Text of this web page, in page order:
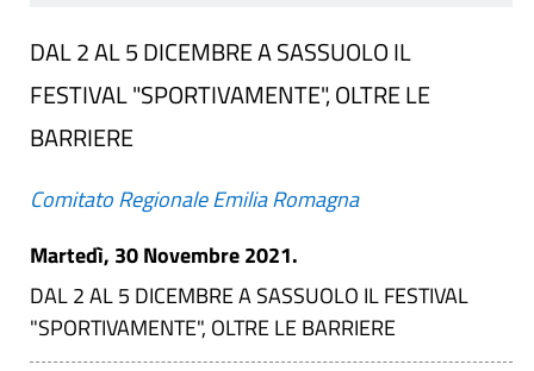
DAL 2 AL 5 DICEMBRE A SASSUOLO IL
FESTIVAL "SPORTIVAMENTE", OLTRE LE
BARRIERE
Comitato Regionale Emilia Romagna
Martedì, 30 Novembre 2021.
DAL 2 AL 5 DICEMBRE A SASSUOLO IL FESTIVAL
"SPORTIVAMENTE", OLTRE LE BARRIERE